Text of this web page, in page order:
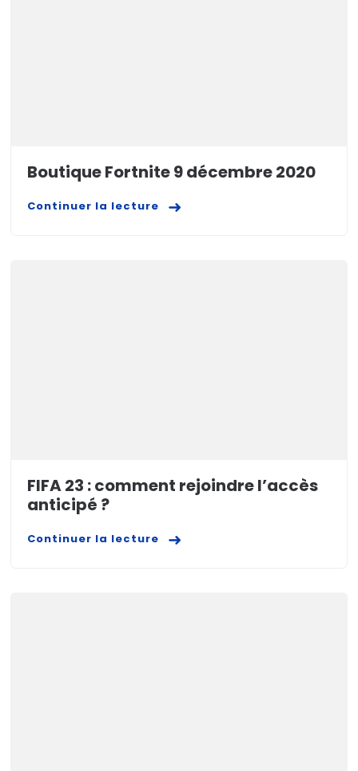
Boutique Fortnite 9 décembre 2020
Continuer la lecture
FIFA 23 : comment rejoindre l’accès
anticipé ?
Continuer la lecture